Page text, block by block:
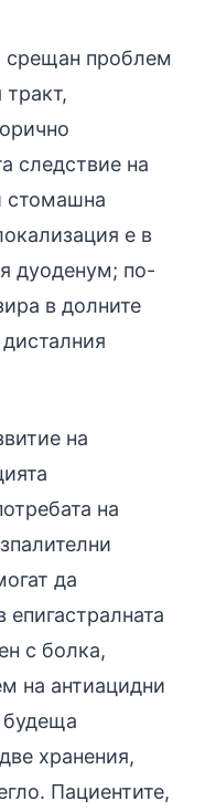
срещан проблем
тракт,
следствие на
стомашна
е в
дуоденум; по-
в долните
на
на
да
с болка,
на антиацидни
будеща
хранения,
Пациентите,